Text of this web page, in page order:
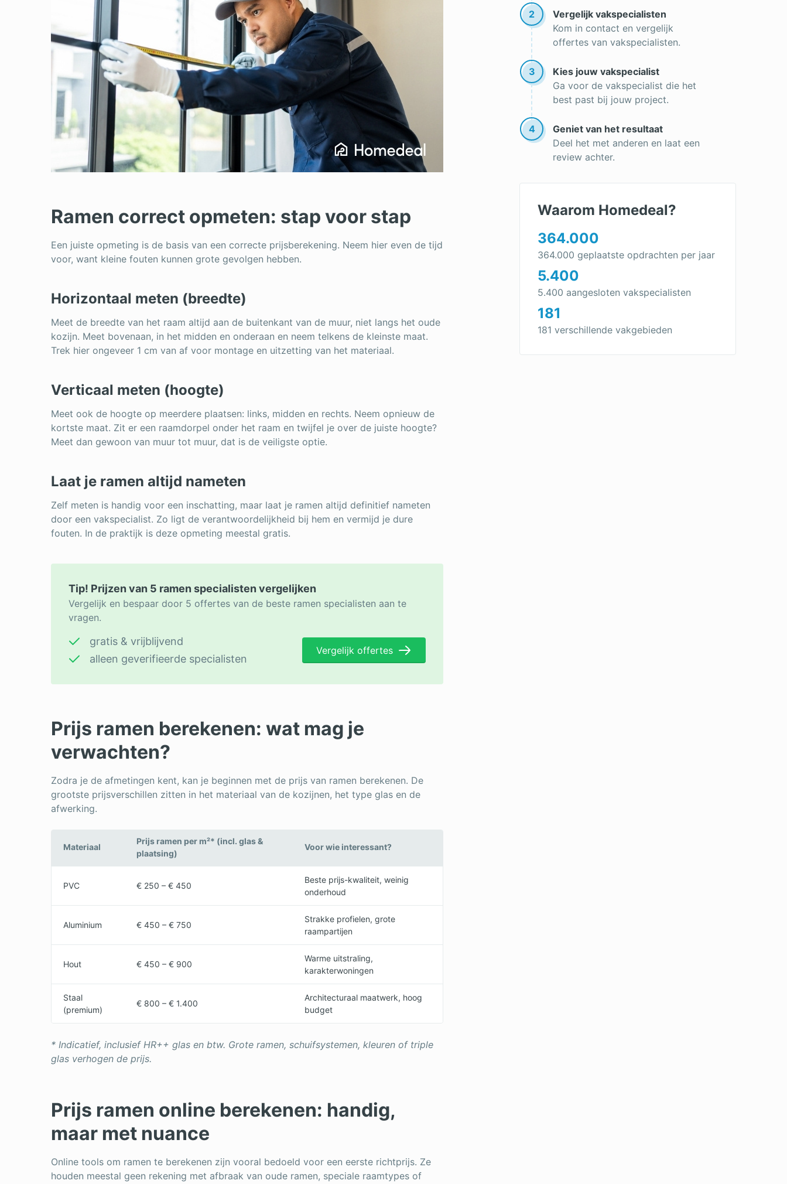
Ramen correct opmeten: stap voor stap
Een juiste opmeting is de basis van een correcte prijsberekening. Neem hier even de tijd
voor, want kleine fouten kunnen grote gevolgen hebben.
Horizontaal meten (breedte)
Meet de breedte van het raam altijd aan de buitenkant van de muur, niet langs het oude
kozijn. Meet bovenaan, in het midden en onderaan en neem telkens de kleinste maat.
Trek hier ongeveer 1 cm van af voor montage en uitzetting van het materiaal.
Verticaal meten (hoogte)
Meet ook de hoogte op meerdere plaatsen: links, midden en rechts. Neem opnieuw de
kortste maat. Zit er een raamdorpel onder het raam en twijfel je over de juiste hoogte?
Meet dan gewoon van muur tot muur, dat is de veiligste optie.
Laat je ramen altijd nameten
Zelf meten is handig voor een inschatting, maar laat je ramen altijd definitief nameten
door een vakspecialist. Zo ligt de verantwoordelijkheid bij hem en vermijd je dure
fouten. In de praktijk is deze opmeting meestal gratis.
Tip! Prijzen van 5 ramen specialisten vergelijken
Vergelijk en bespaar door 5 offertes van de beste ramen specialisten aan te
vragen.
gratis & vrijblijvend
alleen geverifieerde specialisten
Vergelijk offertes
Prijs ramen berekenen: wat mag je
verwachten?
Zodra je de afmetingen kent, kan je beginnen met de prijs van ramen berekenen. De
grootste prijsverschillen zitten in het materiaal van de kozijnen, het type glas en de
afwerking.
Materiaal
Prijs ramen per m²* (incl. glas &
plaatsing)
Voor wie interessant?
PVC € 250 – € 450
Beste prijs-kwaliteit, weinig
onderhoud
Aluminium € 450 – € 750
Strakke profielen, grote
raampartijen
Hout € 450 – € 900
Warme uitstraling,
karakterwoningen
Staal
(premium)
€ 800 – € 1.400
Architecturaal maatwerk, hoog
budget
* Indicatief, inclusief HR++ glas en btw. Grote ramen, schuifsystemen, kleuren of triple
glas verhogen de prijs.
Prijs ramen online berekenen: handig,
maar met nuance
Online tools om ramen te berekenen zijn vooral bedoeld voor een eerste richtprijs. Ze
houden meestal geen rekening met afbraak van oude ramen, speciale raamtypes of
2
Vergelijk vakspecialisten
Kom in contact en vergelijk
offertes van vakspecialisten.
3
Kies jouw vakspecialist
Ga voor de vakspecialist die het
best past bij jouw project.
4
Geniet van het resultaat
Deel het met anderen en laat een
review achter.
Waarom Homedeal?
364.000
364.000 geplaatste opdrachten per jaar
5.400
5.400 aangesloten vakspecialisten
181
181 verschillende vakgebieden